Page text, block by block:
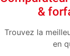
&
Trouvez la
en